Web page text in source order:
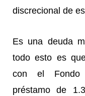
discrecional de
Es una deuda
todo esto es
con el Fondo
préstamo de